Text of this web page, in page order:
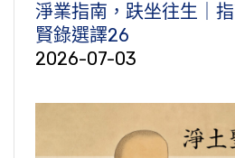
淨業指南，趺坐往生｜
賢錄選譯26
2026-07-03